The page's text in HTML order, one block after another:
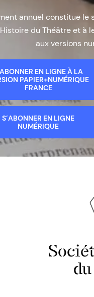
annuel constitue
du Théâtre et à
aux versions
EN LIGNE À LA
PAPIER+NUMÉRIQUE
FRANCE
S’ABONNER EN LIGNE
NUMÉRIQUE